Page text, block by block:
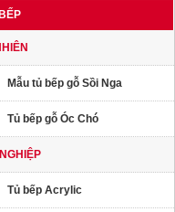
Mẫu tủ bếp gỗ Sồi Nga
Tủ bếp gỗ Óc Chó
Tủ bếp Acrylic